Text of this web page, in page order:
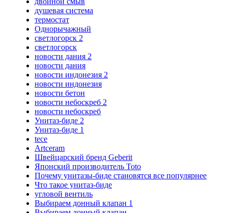
душевая система
термостат
Однорычажный
светлогорск 2
светлогорск
новости дания 2
новости дания
новости индонезия 2
новости индонезия
новости бетон
новости небоскреб 2
новости небоскреб
Унитаз-биде 2
Унитаз-биде 1
tece
Artceram
Швейцарский бренд Geberit
Японский производитель Toto
Почему унитазы-биде становятся все популярнее
Что такое унитаз-биде
угловой вентиль
Выбираем донный клапан 1